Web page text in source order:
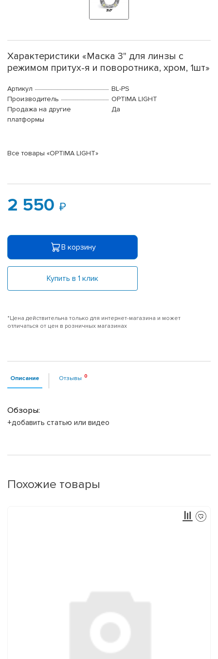
Характеристики «Маска 3" для линзы с
режимом притух-я и поворотника, хром, 1шт»
Артикул
BL-PS
Производитель
OPTIMA LIGHT
Продажа на другие
платформы
Да
Все товары «OPTIMA LIGHT»
2 550
В корзину
Купить в 1 клик
*Цена действительна только для интернет-магазина и может
отличаться от цен в розничных магазинах
Описание Отзывы
Обзоры:
+добавить статью или видео
Похожие товары